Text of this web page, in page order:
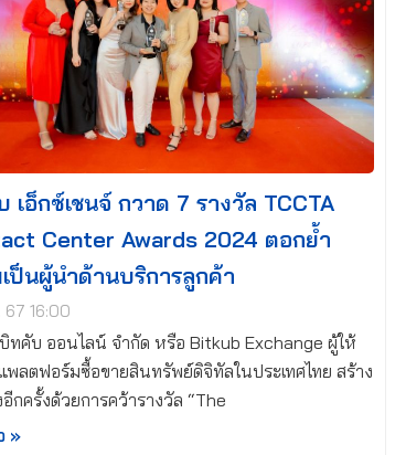
เอ็กซ์เชนจ์ กวาด 7 รางวัล TCCTA
Center Awards 2024 ตอกย้ำ
ป็นผู้นำด้านบริการลูกค้า
67 16:00
ทคับ ออนไลน์ จำกัด หรือ Bitkub Exchange ผู้ให้
พลตฟอร์มซื้อขายสินทรัพย์ดิจิทัลในประเทศไทย สร้าง
อีกครั้งด้วยการคว้ารางวัล “The
»